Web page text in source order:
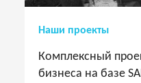
Наши проекты
Комплексный
бизнеса на базе